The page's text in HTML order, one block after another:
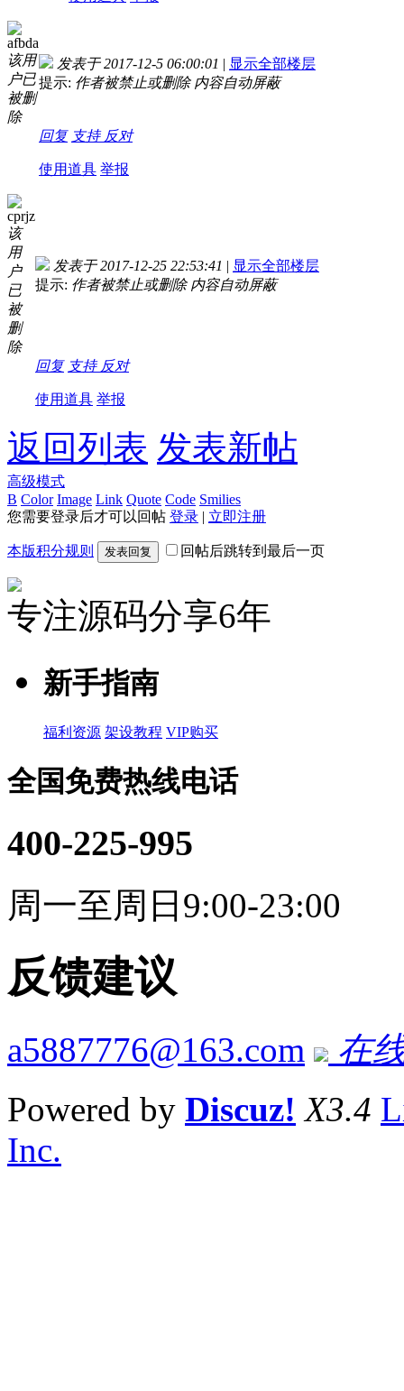
afbda
该用
户已
被删
除
发表于 2017-12-5 06:00:01 | 显示全部楼层
提示: 作者被禁止或删除 内容自动屏蔽
回复 支持 反对
使用道具 举报
cprjz
该
用
户
已
被
删
除
发表于 2017-12-25 22:53:41 | 显示全部楼层
提示: 作者被禁止或删除 内容自动屏蔽
回复 支持 反对
使用道具 举报
返回列表 发表新帖
高级模式
B Color Image Link Quote Code Smilies
您需要登录后才可以回帖 登录 | 立即注册
本版积分规则 发表回复 回帖后跳转到最后一页
专注源码分享6年
新手指南
福利资源 架设教程 VIP购买
全国免费热线电话
400-225-995
周一至周日9:00-23:00
反馈建议
a5887776@163.com
在
Powered by Discuz! X3.4
Inc.